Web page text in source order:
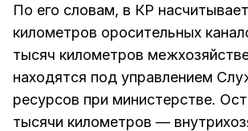
По его словам, в КР
километров оросительных
тысяч километров
находятся под управлением
ресурсов при министерстве.
тысячи километров —